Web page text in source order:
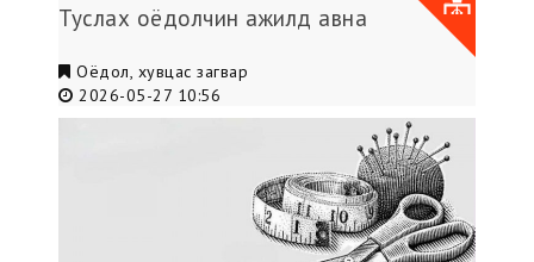
Туслах оёдолчин ажилд авна
Оёдол, хувцас загвар
2026-05-27 10:56